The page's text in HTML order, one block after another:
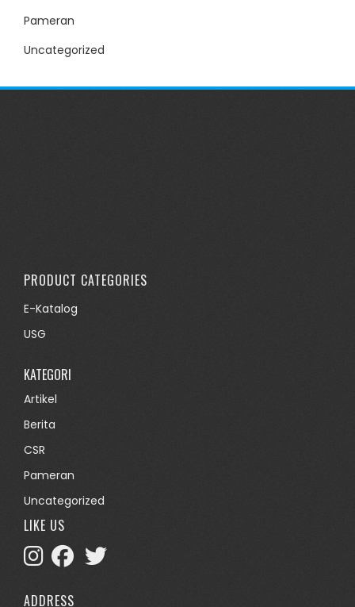
Pameran
Uncategorized
PRODUCT CATEGORIES
E-Katalog
USG
KATEGORI
Artikel
Berita
CSR
Pameran
Uncategorized
LIKE US
ADDRESS